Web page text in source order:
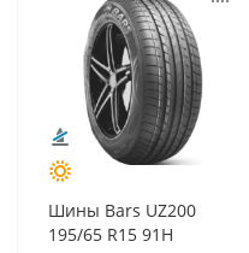
Шины Bars UZ200
195/65 R15 91H